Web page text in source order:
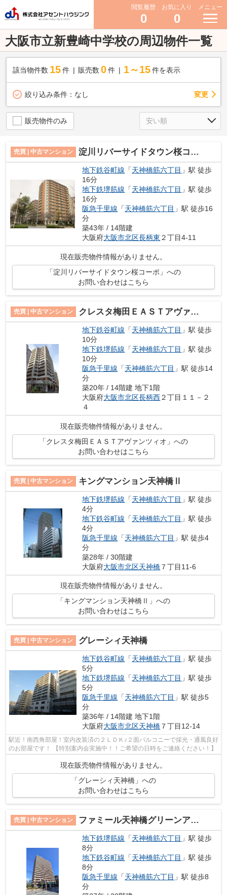
閲覧履歴
0
お気に入り
0
メニュー
大阪市立新豊崎中学校の周辺物件一覧
該当物件数 15件 販売数 0 件 1～15 件を表示
絞り込み条件： なし 変更
販売物件のみ
売買 | 中古マンション 淀川リバーサイドタウン桜コーポ
地下鉄谷町線 「天神橋筋六丁目 」駅 徒歩
16分
地下鉄堺筋線 「天神橋筋六丁目 」駅 徒歩
16分
阪急千里線 「天神橋筋六丁目 」駅 徒歩16
分
築43年 / 14階建
大阪府大阪市北区長柄東 ２丁目4-11
現在販売物件情報がありません。
「淀川リバーサイドタウン桜コーポ」への
お問い合わせはこちら
売買 | 中古マンション クレスタ梅田ＥＡＳＴアヴァンツィオ
地下鉄谷町線 「天神橋筋六丁目 」駅 徒歩
10分
地下鉄堺筋線 「天神橋筋六丁目 」駅 徒歩
10分
阪急千里線 「天神橋筋六丁目 」駅 徒歩14
分
築20年 / 14階建 地下1階
大阪府大阪市北区長柄西２丁目１１－２
４
現在販売物件情報がありません。
「クレスタ梅田ＥＡＳＴアヴァンツィオ」への
お問い合わせはこちら
売買 | 中古マンション キングマンション天神橋Ⅱ
地下鉄堺筋線 「天神橋筋六丁目 」駅 徒歩
4分
地下鉄谷町線 「天神橋筋六丁目 」駅 徒歩
4分
阪急千里線 「天神橋筋六丁目 」駅 徒歩4
分
築28年 / 30階建
大阪府大阪市北区天神橋 ７丁目11-6
現在販売物件情報がありません。
「キングマンション天神橋Ⅱ」への
お問い合わせはこちら
売買 | 中古マンション グレーシィ天神橋
地下鉄谷町線 「天神橋筋六丁目 」駅 徒歩
5分
地下鉄堺筋線 「天神橋筋六丁目 」駅 徒歩
5分
阪急千里線 「天神橋筋六丁目 」駅 徒歩5
分
築36年 / 14階建 地下1階
大阪府大阪市北区天神橋 ７丁目12-14
駅近！南西角部屋！室内改装済の２ＬＤＫ♪２面バルコニーで採光・通風良好
のお部屋です！ 【特別案内会実施中！！ご希望の日時をご連絡ください！】
現在販売物件情報がありません。
「グレーシィ天神橋」への
お問い合わせはこちら
売買 | 中古マンション ファミール天神橋グリーンアベニュー
地下鉄堺筋線 「天神橋筋六丁目 」駅 徒歩
8分
地下鉄谷町線 「天神橋筋六丁目 」駅 徒歩
8分
阪急千里線 「天神橋筋六丁目 」駅 徒歩8
分